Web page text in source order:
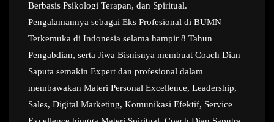
Berbasis Psikologi Terapan, dan Spiritual.
Pengalamannya sebagai Eks Profesional di BUMN
Terkemuka di Indonesia selama hampir 8 Tahun
Pengabdian, serta Jiwa Bisnisnya membuat Coach Dian
Saputa semakin Expert dan profesional dalam
membawakan Materi Personal Excellence, Leadership,
Sales, Digital Marketing, Komunikasi Efektif, Service